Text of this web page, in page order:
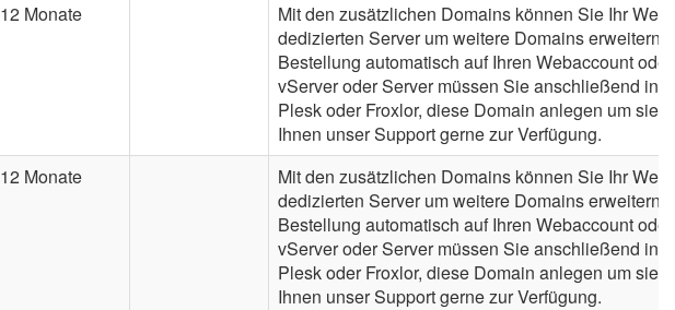
12 Monate
Mit den zusätzlichen Domains können Sie Ihr
dedizierten Server um weitere Domains
Bestellung automatisch auf Ihren Webaccount
vServer oder Server müssen Sie anschließend in
Plesk oder Froxlor, diese Domain anlegen um sie
Ihnen unser Support gerne zur Verfügung.
12 Monate
Mit den zusätzlichen Domains können Sie Ihr
dedizierten Server um weitere Domains
Bestellung automatisch auf Ihren Webaccount
vServer oder Server müssen Sie anschließend in
Plesk oder Froxlor, diese Domain anlegen um sie
Ihnen unser Support gerne zur Verfügung.